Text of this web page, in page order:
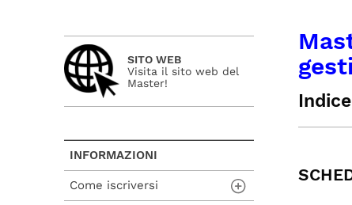
SITO WEB
Visita il sito web del
Master!
INFORMAZIONI
Come iscriversi